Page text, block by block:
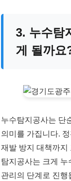
3. 누수탐
게 될까요
누수탐지공사는 단
의미를 가집니다.
재발 방지 대책까지
탐지공사는 크게 누
관리의 단계로 진